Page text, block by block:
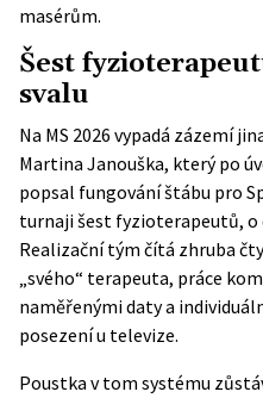
masérům.
Šest
svalu
Na MS 2026 vypadá zázemí
Martina Janouška, který po
popsal fungování štábu pro
turnaji šest fyzioterapeutů, o
Realizační tým čítá zhruba
„svého“ terapeuta, práce
naměřenými daty a
posezení u televize.
Poustka v tom systému